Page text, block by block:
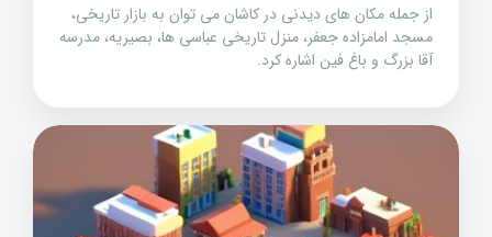
از جمله مکان های دیدنی در کاشان می توان به بازار تاریخی،
مسجد امامزاده جعفر، منزل تاریخی عباسی ها، بصیریه، مدرسه
آقا بزرگ و باغ فین اشاره کرد.